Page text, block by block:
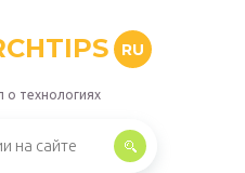
RU
о технологиях